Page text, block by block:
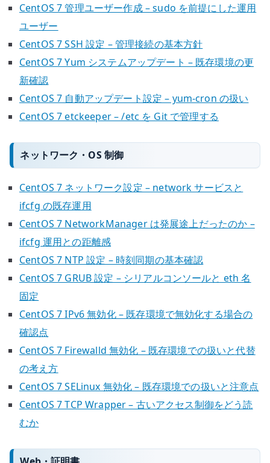
CentOS 7 管理ユーザー作成 – sudo を前提にした運用
ユーザー
CentOS 7 SSH 設定 – 管理接続の基本方針
CentOS 7 Yum システムアップデート – 既存環境の更
新確認
CentOS 7 自動アップデート設定 – yum-cron の扱い
CentOS 7 etckeeper – /etc を Git で管理する
ネットワーク・OS 制御
CentOS 7 ネットワーク設定 – network サービスと
ifcfg の既存運用
CentOS 7 NetworkManager は発展途上だったのか –
ifcfg 運用との距離感
CentOS 7 NTP 設定 – 時刻同期の基本確認
CentOS 7 GRUB 設定 – シリアルコンソールと eth 名
固定
CentOS 7 IPv6 無効化 – 既存環境で無効化する場合の
確認点
CentOS 7 Firewalld 無効化 – 既存環境での扱いと代替
の考え方
CentOS 7 SELinux 無効化 – 既存環境での扱いと注意点
CentOS 7 TCP Wrapper – 古いアクセス制御をどう読
むか